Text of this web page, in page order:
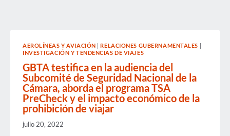
AEROLÍNEAS Y AVIACIÓN |RELACIONES GUBERNAMENTALES
INVESTIGACIÓN Y TENDENCIAS DE VIAJES
GBTA testifica en la audiencia del
Subcomité de Seguridad Nacional de la
Cámara, aborda el programa TSA
PreCheck y el impacto económico de la
prohibición de viajar
julio 20, 2022